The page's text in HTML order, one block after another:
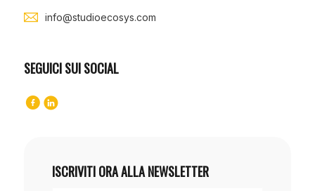
info@studioecosys.com
SEGUICI SUI SOCIAL
ISCRIVITI ORA ALLA NEWSLETTER